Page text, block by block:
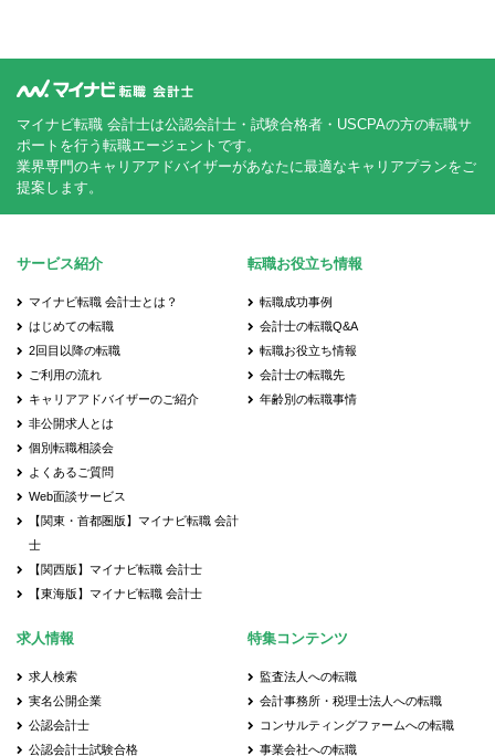
マイナビ転職 会計士は公認会計士・試験合格者・USCPAの方の転職サ
ポートを行う転職エージェントです。
業界専門のキャリアアドバイザーがあなたに最適なキャリアプランをご
提案します。
サービス紹介
マイナビ転職 会計士とは？
はじめての転職
2回目以降の転職
ご利用の流れ
キャリアアドバイザーのご紹介
非公開求人とは
個別転職相談会
よくあるご質問
Web面談サービス
【関東・首都圏版】マイナビ転職 会計
士
【関西版】マイナビ転職 会計士
【東海版】マイナビ転職 会計士
転職お役立ち情報
転職成功事例
会計士の転職Q&A
転職お役立ち情報
会計士の転職先
年齢別の転職事情
求人情報
求人検索
実名公開企業
公認会計士
公認会計士試験合格
特集コンテンツ
監査法人への転職
会計事務所・税理士法人への転職
コンサルティングファームへの転職
事業会社への転職